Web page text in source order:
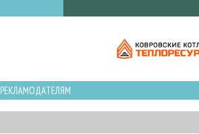
РЕКЛАМОДАТЕЛЯМ